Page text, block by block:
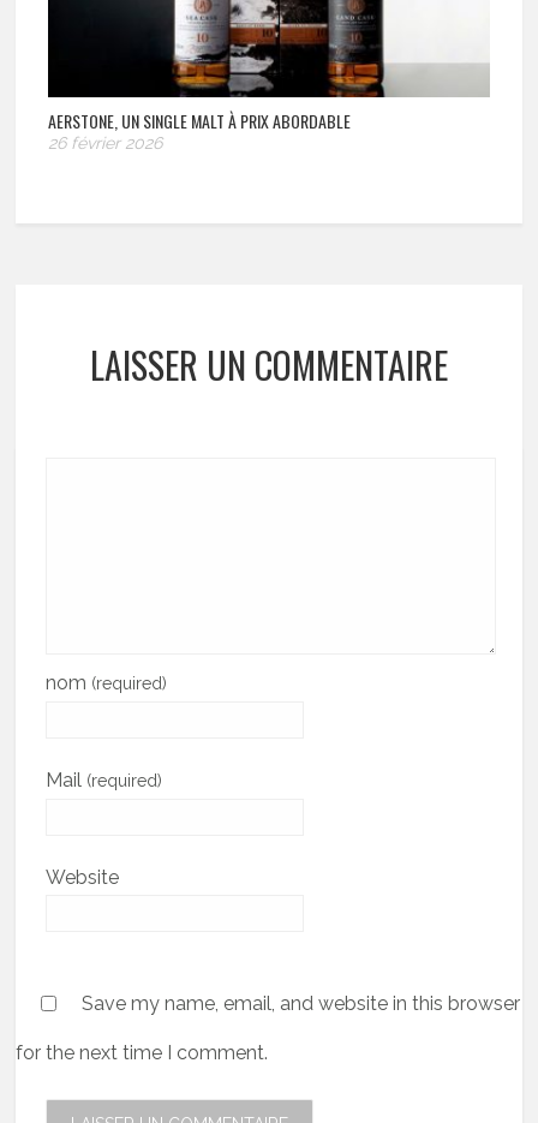
AERSTONE, UN SINGLE MALT À PRIX ABORDABLE
26 février 2026
LAISSER UN COMMENTAIRE
nom (required)
Mail (required)
Website
Save my name, email, and website in this browser
for the next time I comment.